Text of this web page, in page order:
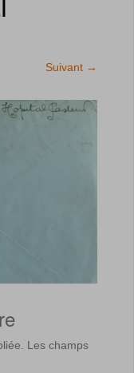
Suivant →
Les champs